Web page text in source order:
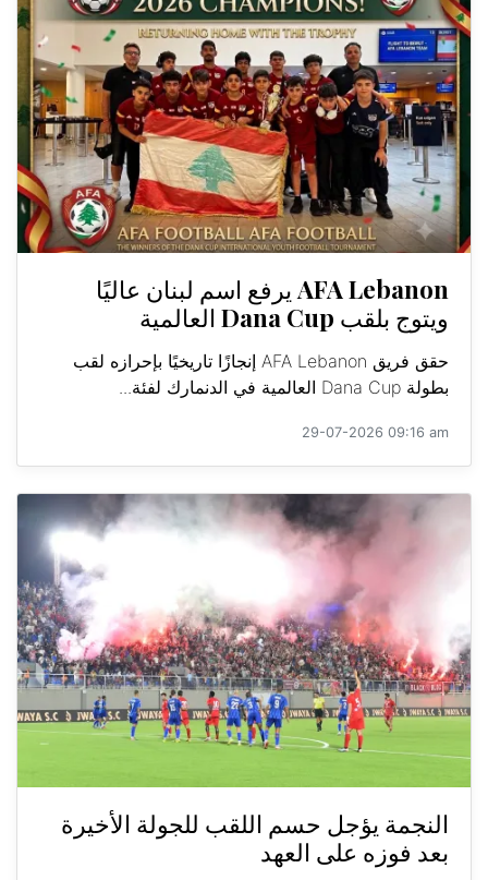
AFA Lebanon يرفع اسم لبنان عاليًا
ويتوج بلقب Dana Cup العالمية
حقق فريق AFA Lebanon إنجازًا تاريخيًا بإحرازه لقب
بطولة Dana Cup العالمية في الدنمارك لفئة...
29-07-2026 09:16 am
النجمة يؤجل حسم اللقب للجولة الأخيرة
بعد فوزه على العهد